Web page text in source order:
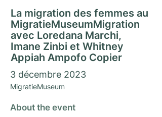
La migration des femmes au
MigratieMuseumMigration
avec Loredana Marchi,
Imane Zinbi et Whitney
Appiah Ampofo Copier
3 décembre 2023
MigratieMuseum
About the event